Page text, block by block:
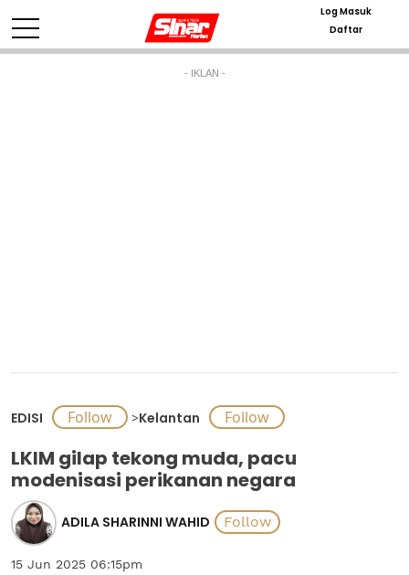
Log Masuk
Daftar
- IKLAN -
EDISI >Kelantan
LKIM gilap tekong muda, pacu
modenisasi perikanan negara
ADILA SHARINNI WAHID
15 Jun 2025 06:15pm